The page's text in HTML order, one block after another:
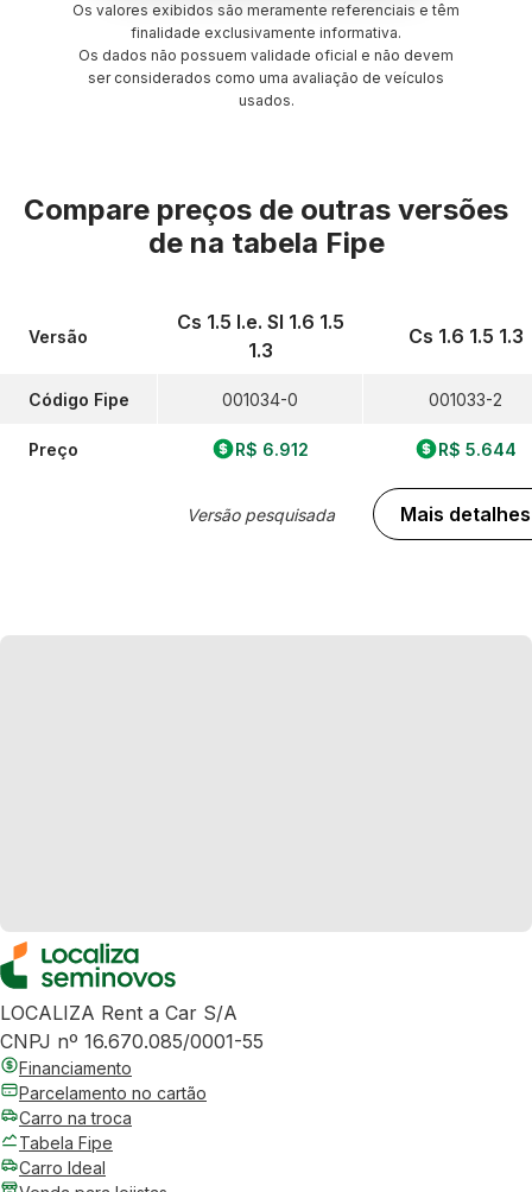
Os valores exibidos são meramente referenciais e têm
finalidade exclusivamente informativa.
Os dados não possuem validade oficial e não devem
ser considerados como uma avaliação de veículos
usados.
Compare preços de outras versões
de na tabela Fipe
Versão
Código Fipe
Preço
Cs 1.5 I.e. Sl 1.6 1.5
1.3
001034-0
R$ 6.912
Versão pesquisada
Cs 1.6 1.5 1.3
001033-2
R$ 5.644
Mais detalhes
LOCALIZA Rent a Car S/A
CNPJ nº 16.670.085/0001-55
Financiamento
Parcelamento no cartão
Carro na troca
Tabela Fipe
Carro Ideal